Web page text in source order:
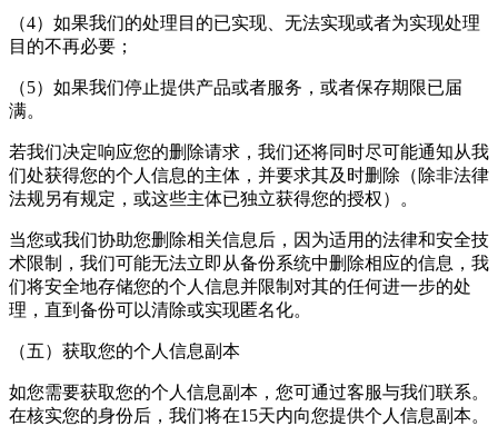
（4）如果我们的处理目的已实现、无法实现或者为实现处理
目的不再必要；
（5）如果我们停止提供产品或者服务，或者保存期限已届
满。
若我们决定响应您的删除请求，我们还将同时尽可能通知从我
们处获得您的个人信息的主体，并要求其及时删除（除非法律
法规另有规定，或这些主体已独立获得您的授权）。
当您或我们协助您删除相关信息后，因为适用的法律和安全技
术限制，我们可能无法立即从备份系统中删除相应的信息，我
们将安全地存储您的个人信息并限制对其的任何进一步的处
理，直到备份可以清除或实现匿名化。
（五）获取您的个人信息副本
如您需要获取您的个人信息副本，您可通过客服与我们联系。
在核实您的身份后，我们将在15天内向您提供个人信息副本。